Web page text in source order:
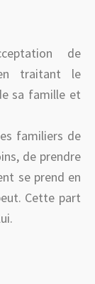
de
traitant le
sa famille et
familiers de
de prendre
se prend en
Cette part